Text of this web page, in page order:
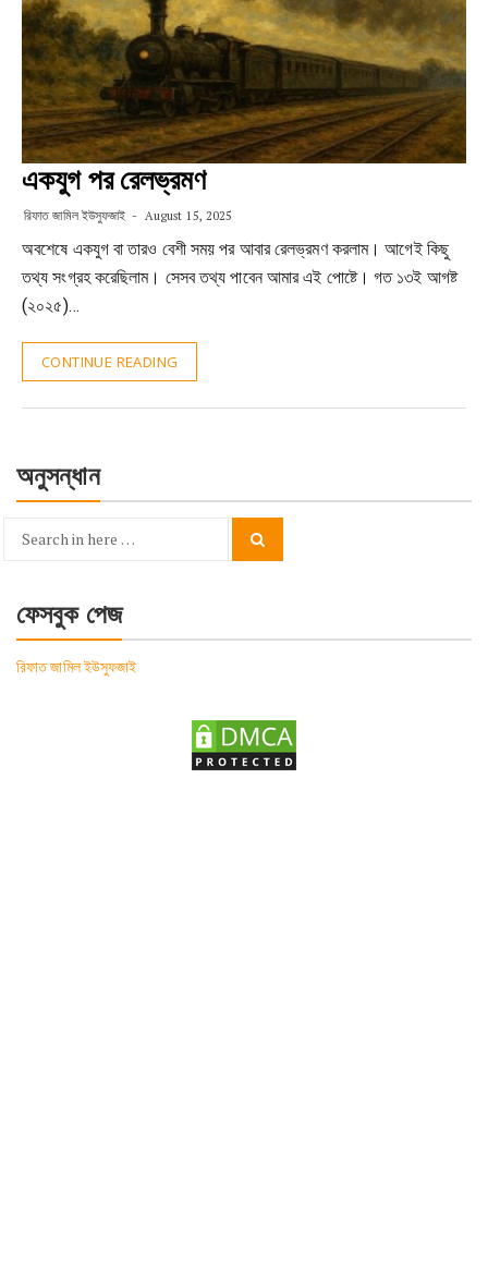
একযুগ পর রেলভ্রমণ
রিফাত জামিল ইউসুফজাই August 15, 2025
অবশেষে একযুগ বা তারও বেশী সময় পর আবার রেলভ্রমণ করলাম। আগেই কিছু
তথ্য সংগ্রহ করেছিলাম। সেসব তথ্য পাবেন আমার এই পোষ্টে। গত ১৩ই আগষ্ট
(২০২৫)…
CONTINUE READING
অনুসন্ধান
Search
ফেসবুক পেজ
রিফাত জামিল ইউসুফজাই